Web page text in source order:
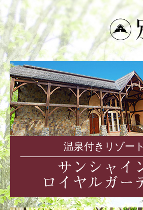
温泉付きリゾート